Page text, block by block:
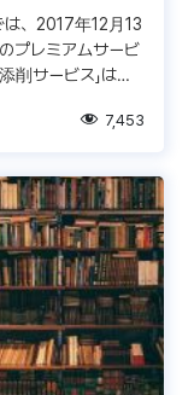
は、2017年12月13
プレミアムサービ
サービス」は、1
7,453